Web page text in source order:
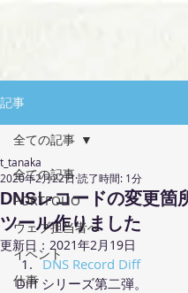
記事
全ての記事
PORTFOLIO
ウェブ担当者へ
イベント
仕事
全ての記事
DNSレコードの変更箇
ツール作りました
t_tanaka
2020年2月22日読了時間: 1分
更新日： 2021年2月19日
DNS Record Diff
Diff シリーズ第二弾。